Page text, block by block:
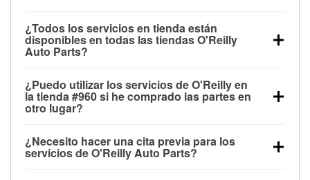
¿Todos los servicios en tienda están
disponibles en todas las tiendas O'Reilly
Auto Parts?
las pruebas de batería, pruebas de alternador y
motor de arranque, revisión de la luz “Check Engine”
con O'Reilly VeriScan® e instalación de
limpiaparabrisas o bombillas, están disponibles en
todas las tiendas O'Reilly Auto Parts. La tienda
¿Puedo utilizar los servicios de O'Reilly en
la tienda #960 si he comprado las partes en
otro lugar?
de O'Reilly Auto Parts que estén disponibles en la
tienda #960 de Paducah, KY aunque hayas
¿Necesito hacer una cita previa para los
servicios de O'Reilly Auto Parts?